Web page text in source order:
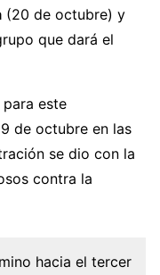
(20 de octubre) y
que dará el
este
de octubre en las
se dio con la
contra la
hacia el tercer